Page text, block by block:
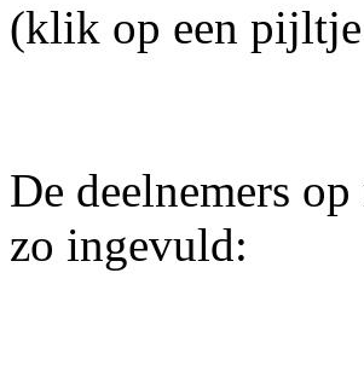
(klik op een pijltje
De deelnemers
zo ingevuld: